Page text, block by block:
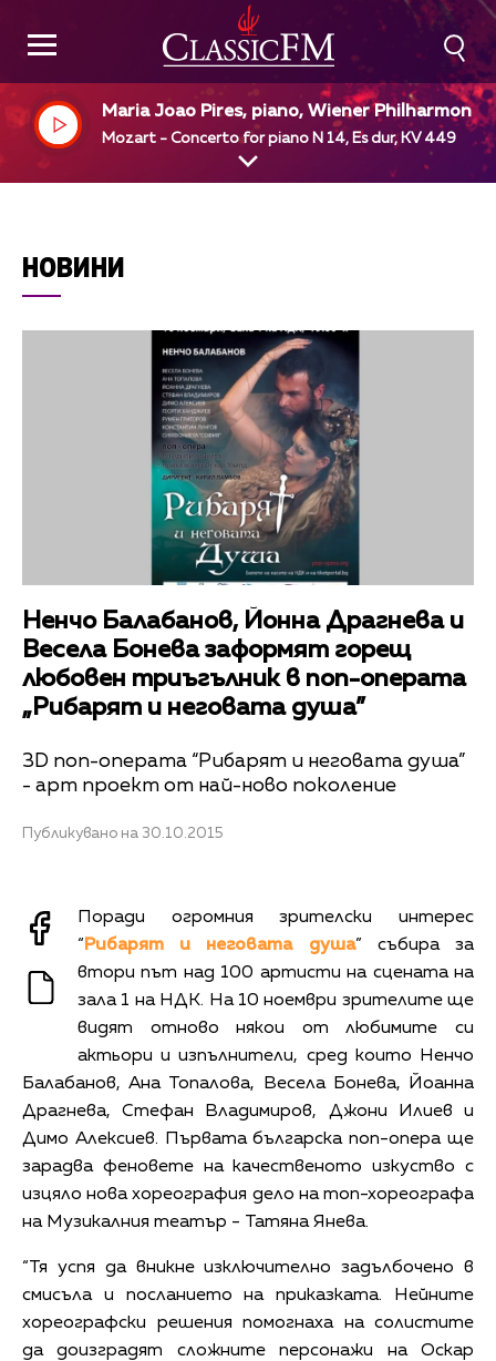
Maria Joao Pires, piano, Wiener
Claudio Abado, dir
Mozart - Concerto for piano N 14, Es dur, KV 449
НОВИНИ
Ненчо Балабанов, Йонна Драгнева и
Весела Бонева заформят горещ
любовен триъгълник в поп-операта
„Рибарят и неговата душа”
3D поп-операта “Рибарят и неговата душа”
- арт проект от най-ново поколение
Публикувано на 30.10.2015
Поради огромния зрителски интерес
“ Рибарят и неговата душа” събира за
втори път над 100 артисти на сцената на
зала 1 на НДК. На 10 ноември зрителите ще
видят отново някои от любимите си
актьори и изпълнители, сред които Ненчо
Балабанов, Ана Топалова, Весела Бонева, Йоанна
Драгнева, Стефан Владимиров, Джони Илиев и
Димо Алексиев. Първата българска поп-опера ще
зарадва феновете на качественото изкуство с
изцяло нова хореография дело на топ-хореографа
на Музикалния театър - Татяна Янева.
“Тя успя да вникне изключително задълбочено в
смисъла и посланието на приказката. Нейните
хореографски решения помогнаха на солистите
да доизградят сложните персонажи на Оскар